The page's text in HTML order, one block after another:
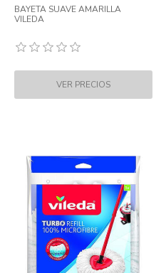
BAYETA SUAVE AMARILLA
VILEDA